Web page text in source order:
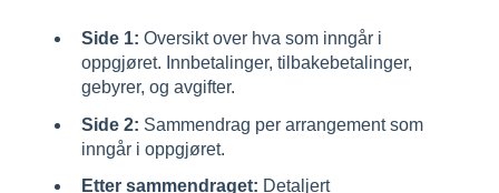
Side 1: Oversikt over hva som inngår i
oppgjøret. Innbetalinger, tilbakebetalinger,
gebyrer, og avgifter.
Side 2: Sammendrag per arrangement som
inngår i oppgjøret.
Etter sammendraget: Detaljert